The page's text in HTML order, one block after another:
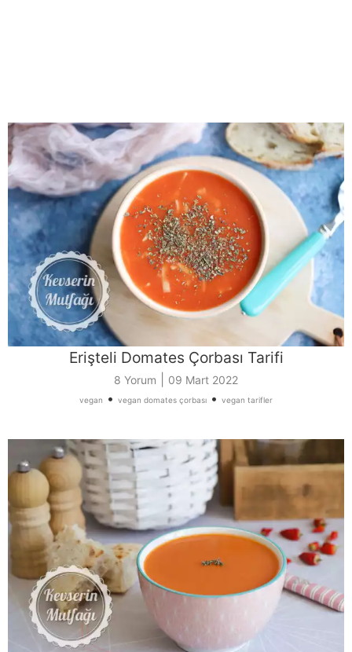
Erişteli Domates Çorbası Tarifi
8 Yorum 09 Mart 2022
vegan • vegan domates çorbası • vegan tarifler